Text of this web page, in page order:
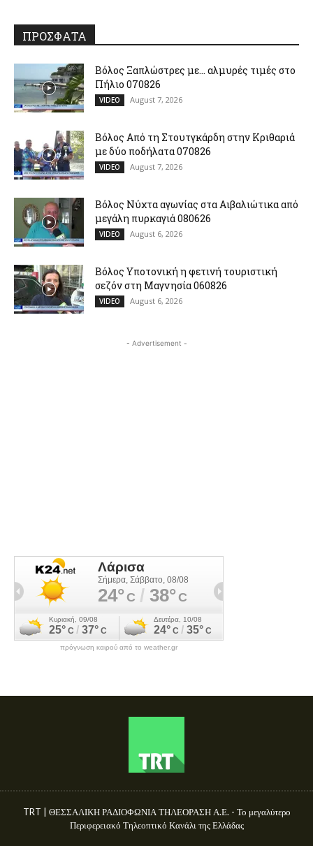
ΠΡΟΣΦΑΤΑ
Βόλος Ξαπλώστρες με… αλμυρές τιμές στο
Πήλιο 070826
VIDEO August 7, 2026
Βόλος Από τη Στουτγκάρδη στην Κριθαριά
με δύο ποδήλατα 070826
VIDEO August 7, 2026
Βόλος Νύχτα αγωνίας στα Αιβαλιώτικα από
μεγάλη πυρκαγιά 080626
VIDEO August 6, 2026
Βόλος Υποτονική η φετινή τουριστική
σεζόν στη Μαγνησία 060826
VIDEO August 6, 2026
- Advertisement -
πρόγνωση καιρού από το weather.gr
TRT | ΘΕΣΣΑΛΙΚΗ ΡΑΔΙΟΦΩΝΙΑ ΤΗΛΕΟΡΑΣΗ Α.Ε. - Το μεγαλύτερο
Περιφερειακό Τηλεοπτικό Κανάλι της Ελλάδας